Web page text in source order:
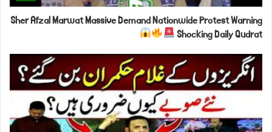
Sher Afzal Marwat Massive Demand Nationwide Protest Warning
Shocking Daily Qudrat